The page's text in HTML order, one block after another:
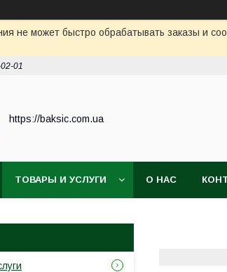
не может быстро обрабатывать заказы и
01
https://baksic.com.ua
ТОВАРЫ И УСЛУГИ О НАС